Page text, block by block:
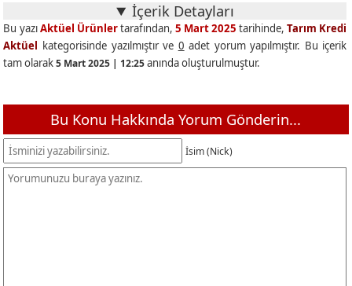
İçerik Detayları
Bu yazıAktüel Ürünlertarafından, 5 Mart 2025 tarihinde,Tarım Kredi
Aktüel kategorisinde yazılmıştır ve 0 adet yorum yapılmıştır. Bu içerik
tam olarak5 Mart 2025 | 12:25anında oluşturulmuştur.
Bu Konu Hakkında Yorum Gönderin...
İsim (Nick)